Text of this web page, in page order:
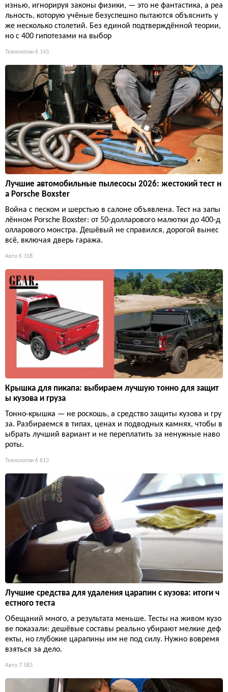
изнью, игнорируя законы физики, — это не фантастика, а реа
льность, которую учёные безуспешно пытаются объяснить у
же несколько столетий. Без единой подтверждённой теории,
но с 400 гипотезами на выбор
Технологии 6 143
Лучшие автомобильные пылесосы 2026: жестокий тест н
а Porsche Boxster
Война с песком и шерстью в салоне объявлена. Тест на запы
лённом Porsche Boxster: от 50-долларового малютки до 400-д
олларового монстра. Дешёвый не справился, дорогой вынес
всё, включая дверь гаража.
Авто 6 318
Крышка для пикапа: выбираем лучшую тонно для защит
ы кузова и груза
Тонно-крышка — не роскошь, а средство защиты кузова и гру
за. Разбираемся в типах, ценах и подводных камнях, чтобы в
ыбрать лучший вариант и не переплатить за ненужные наво
роты.
Технологии 6 613
Лучшие средства для удаления царапин с кузова: итоги ч
естного теста
Обещаний много, а результата меньше. Тесты на живом кузо
ве показали: дешёвые составы реально убирают мелкие деф
екты, но глубокие царапины им не под силу. Нужно вовремя
взяться за дело.
Авто 7 583